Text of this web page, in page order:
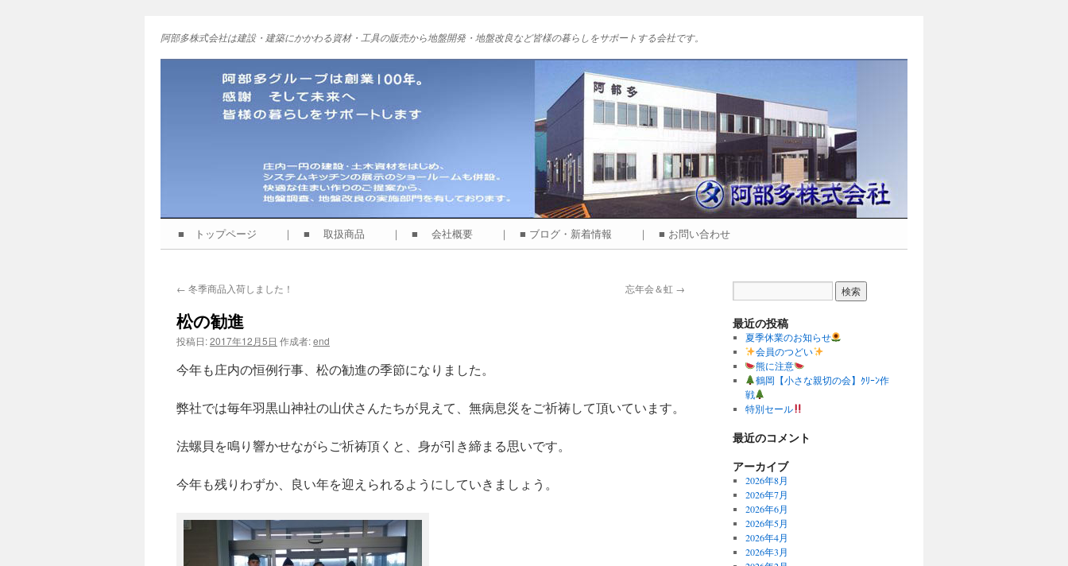
阿部多株式会社は建設・建築にかかわる資材・工具の販売から地盤開発・地盤改良など皆様の暮らしをサポートする会社です。
ン
ス
キ
■ トップページ ｜ ■ 取扱商品 ｜ ■ 会社概要 ｜ ■ ブログ・新着情報 ｜ ■ お問い合わせ
← 冬季商品入荷しました！ 忘年会＆虹 →
松の勧進
投稿日:2017年12月5日 作成者:end
今年も庄内の恒例行事、松の勧進の季節になりました。
弊社では毎年羽黒山神社の山伏さんたちが見えて、無病息災をご祈祷して頂いています。
法螺貝を鳴り響かせながらご祈祷頂くと、身が引き締まる思いです。
今年も残りわずか、良い年を迎えられるようにしていきましょう。
最近の投稿
夏季休業のお知らせ
会員のつどい
熊に注意
鶴岡【小さな親切の会】ｸﾘｰﾝ作
戦
特別セール
最近のコメント
アーカイブ
2026年8月
2026年7月
2026年6月
2026年5月
2026年4月
2026年3月